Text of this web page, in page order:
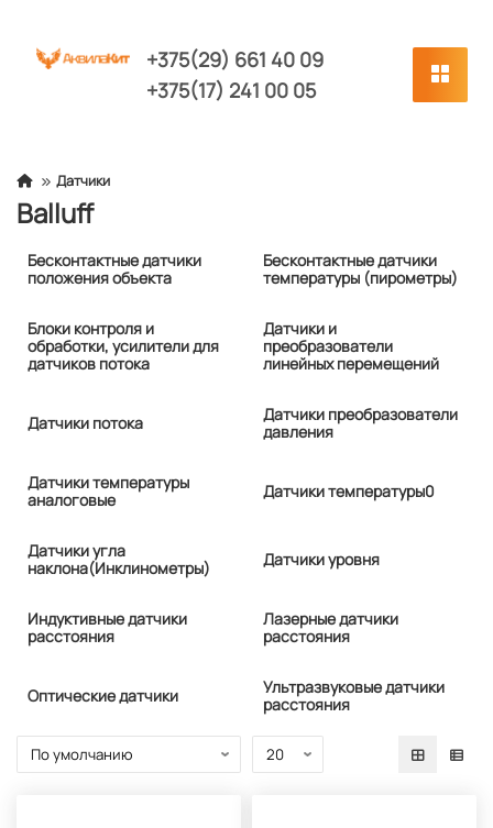
+375(29) 661 40 09
+375(17) 241 00 05
Датчики
Balluff
Бесконтактные датчики
положения объекта
Бесконтактные датчики
температуры (пирометры)
Блоки контроля и
обработки, усилители для
датчиков потока
Датчики и
преобразователи
линейных перемещений
Датчики потока
Датчики преобразователи
давления
Датчики температуры
аналоговые
Датчики температуры0
Датчики угла
наклона(Инклинометры)
Датчики уровня
Индуктивные датчики
расстояния
Лазерные датчики
расстояния
Оптические датчики
Ультразвуковые датчики
расстояния